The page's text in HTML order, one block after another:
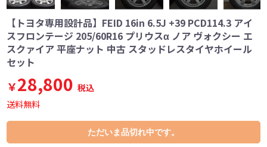
【トヨタ専用設計品】FEID 16in 6.5J +39 PCD114.3 アイ
スフロンテージ 205/60R16 プリウスα ノア ヴォクシー エ
スクァイア 平座ナット 中古 スタッドレスタイヤホイール
セット
￥28,800 税込
送料無料
ただいま品切れ中です。